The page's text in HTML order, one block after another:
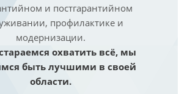
и постгарантийном
профилактике и
модернизации.
охватить всё, мы
быть лучшими в своей
области.